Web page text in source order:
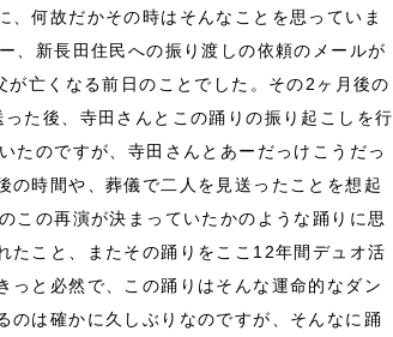
何故だかその時はそんなことを思っていま
、新長田住民への振り渡しの依頼のメールが
亡くなる前日のことでした。その2ヶ月後の
た後、寺田さんとこの踊りの振り起こしを行
たのですが、寺田さんとあーだっけこうだっ
の時間や、葬儀で二人を見送ったことを想起
この再演が決まっていたかのような踊りに思
たこと、またその踊りをここ12年間デュオ活
と必然で、この踊りはそんな運命的なダン
のは確かに久しぶりなのですが、そんなに踊